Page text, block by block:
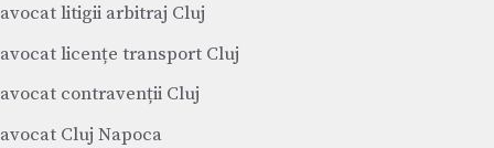
avocat litigii arbitraj Cluj
avocat licențe transport Cluj
avocat contravenții Cluj
avocat Cluj Napoca